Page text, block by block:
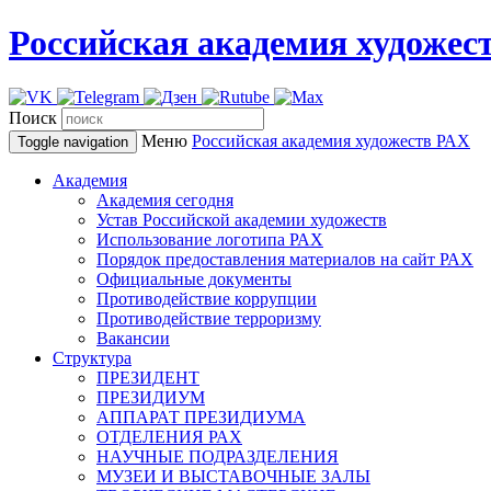
Российская академия
Поиск
Toggle navigation Меню Российская академия художеств РАХ
Академия
Академия сегодня
Устав Российской академии художеств
Использование логотипа РАХ
Порядок предоставления материалов на сайт РАХ
Официальные документы
Противодействие коррупции
Противодействие терроризму
Вакансии
Структура
ПРЕЗИДЕНТ
ПРЕЗИДИУМ
АППАРАТ ПРЕЗИДИУМА
ОТДЕЛЕНИЯ РАХ
НАУЧНЫЕ ПОДРАЗДЕЛЕНИЯ
МУЗЕИ И ВЫСТАВОЧНЫЕ ЗАЛЫ